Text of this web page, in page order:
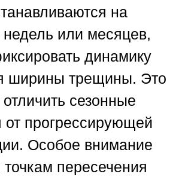
на
недель или месяцев,
динамику
ширины трещины. Это
сезонные
от прогрессирующей
Особое внимание
точкам пересечения